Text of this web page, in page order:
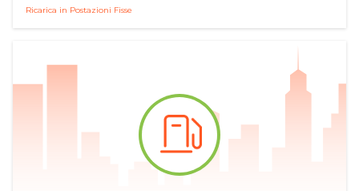
Ricarica in Postazioni Fisse